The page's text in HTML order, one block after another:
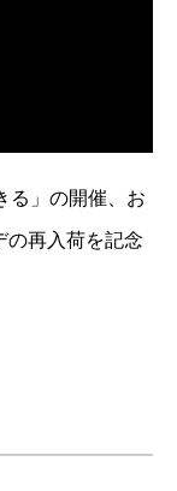
る」の開催、お
の再入荷を記念